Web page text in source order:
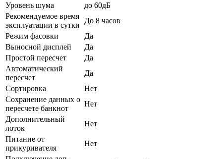
Уровень шума
до 60дБ
Рекомендуемое время
эксплуатации в сутки
До 8 часов
Режим фасовки
Да
Выносной дисплей
Да
Простой пересчет
Да
Автоматический
пересчет
Да
Сортировка
Нет
Сохранение данных о
пересчете банкнот
Нет
Дополнительный
лоток
Нет
Питание от
прикуривателя
Нет